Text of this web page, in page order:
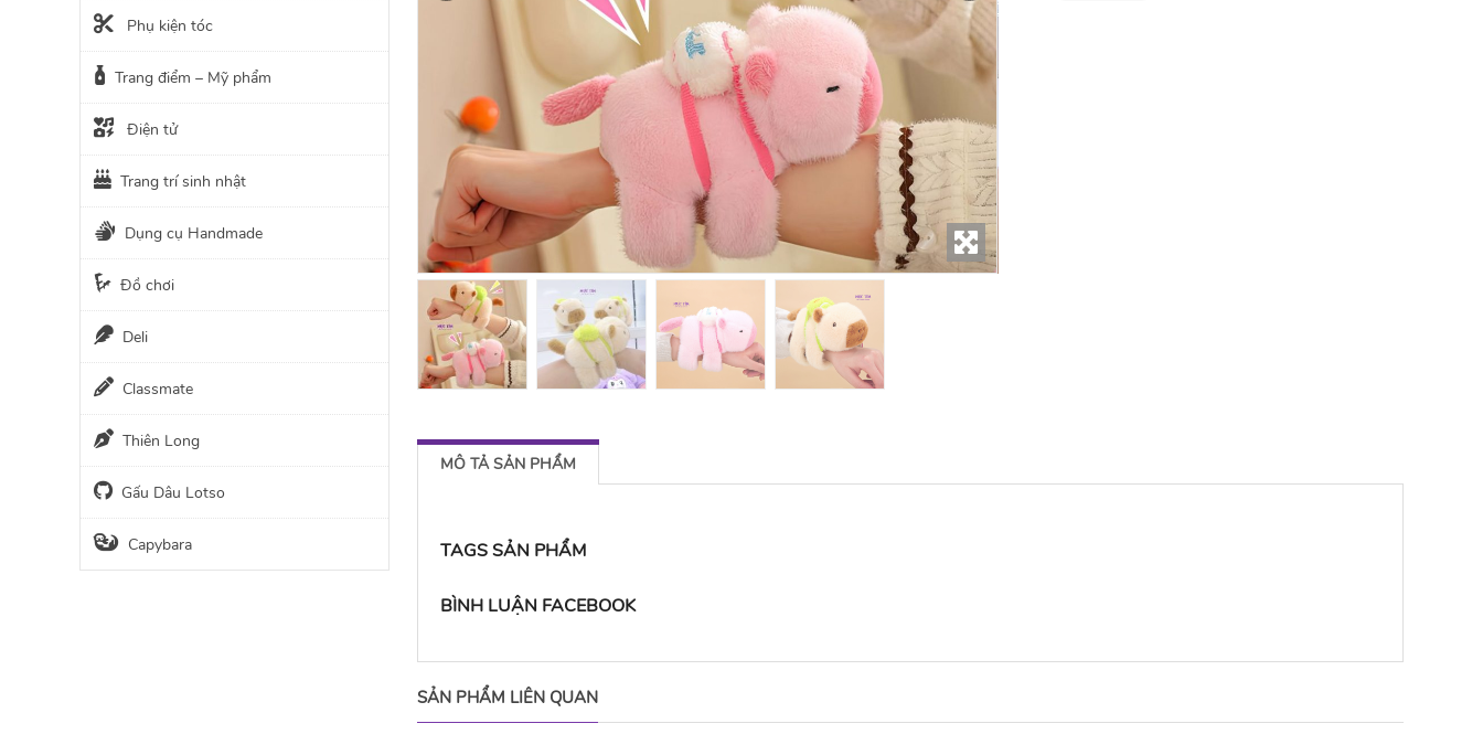
MÔ TẢ SẢN PHẨM
TAGS SẢN PHẨM
BÌNH LUẬN FACEBOOK
SẢN PHẨM LIÊN QUAN
Phụ kiện tóc
Trang điểm – Mỹ phẩm
Điện tử
Trang trí sinh nhật
Dụng cụ Handmade
Đồ chơi
Deli
Classmate
Thiên Long
Gấu Dâu Lotso
Capybara